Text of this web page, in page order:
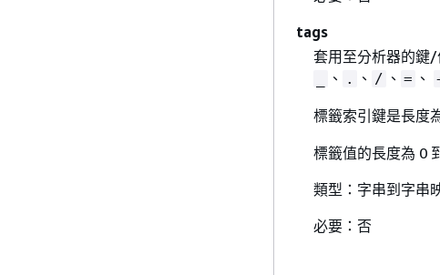
tags
套用至分析器的鍵
、 . 、 / 、 = 、
標籤索引鍵是長度
標籤值的長度為 0
類型：字串到字串
必要：否